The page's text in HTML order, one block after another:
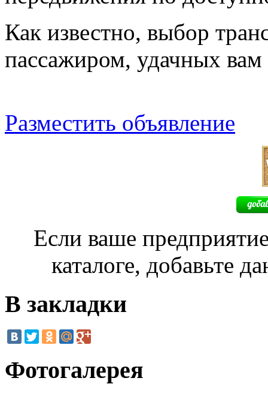
Как известно, выбор
пассажиром, удачных вам
Разместить объявление
Если ваше
каталоге, добавьте
В закладки
Фотогалерея